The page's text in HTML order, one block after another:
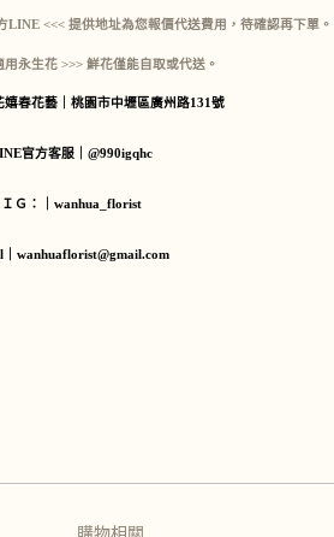
LINE <<< 提供地址為您報價代送費用，待確認再下單。
永生花 >>> 鮮花僅能自取或代送。
春花藝｜桃園市中壢區廣州路131號
官方客服｜@990igqhc
ＩＧ：｜wanhua_florist
｜wanhuaflorist@gmail.com